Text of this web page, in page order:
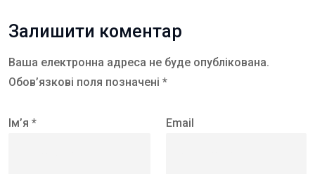
Залишити коментар
Ваша електронна адреса не буде опублікована.
Обов’язкові поля позначені *
Ім’я * Email